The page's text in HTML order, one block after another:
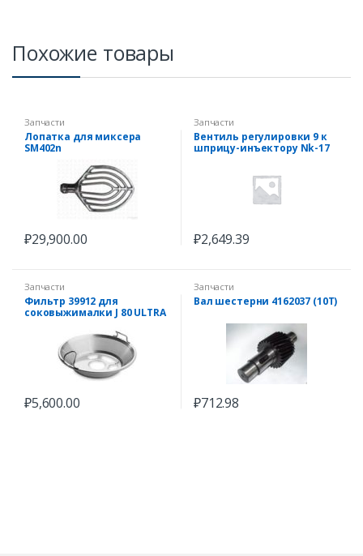
Похожие товары
Запчасти
Лопатка для миксера
SM402n
₽29,900.00
Запчасти
Вентиль регулировки 9 к
шприцу-инъектору Nk-17
₽2,649.39
Запчасти
Фильтр 39912 для
соковыжималки J 80 ULTRA
₽5,600.00
Запчасти
Вал шестерни 4162037 (10Т)
₽712.98